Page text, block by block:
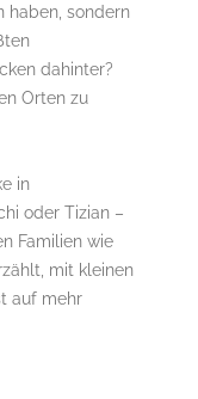
haben, sondern
dahinter?
Orten zu
in
oder Tizian –
Familien wie
mit kleinen
auf mehr